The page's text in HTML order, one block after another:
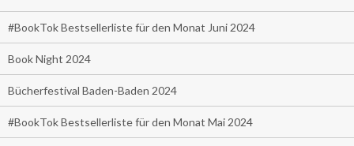
#BookTok Bestsellerliste für den Monat Juni 2024
Book Night 2024
Bücherfestival Baden-Baden 2024
#BookTok Bestsellerliste für den Monat Mai 2024